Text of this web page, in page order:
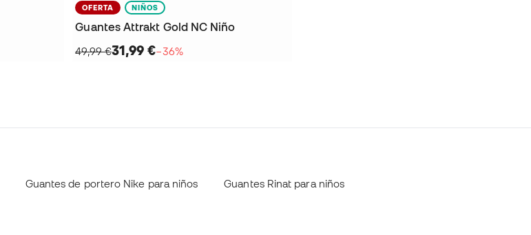
OFERTA NIÑOS
Guantes Attrakt Gold NC Niño
49,99 €31,99 €−36%
Guantes de portero Nike para niños Guantes Rinat para niños